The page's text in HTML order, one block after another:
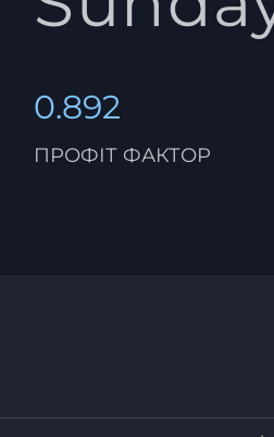
0.892
ПРОФІТ ФАКТОР